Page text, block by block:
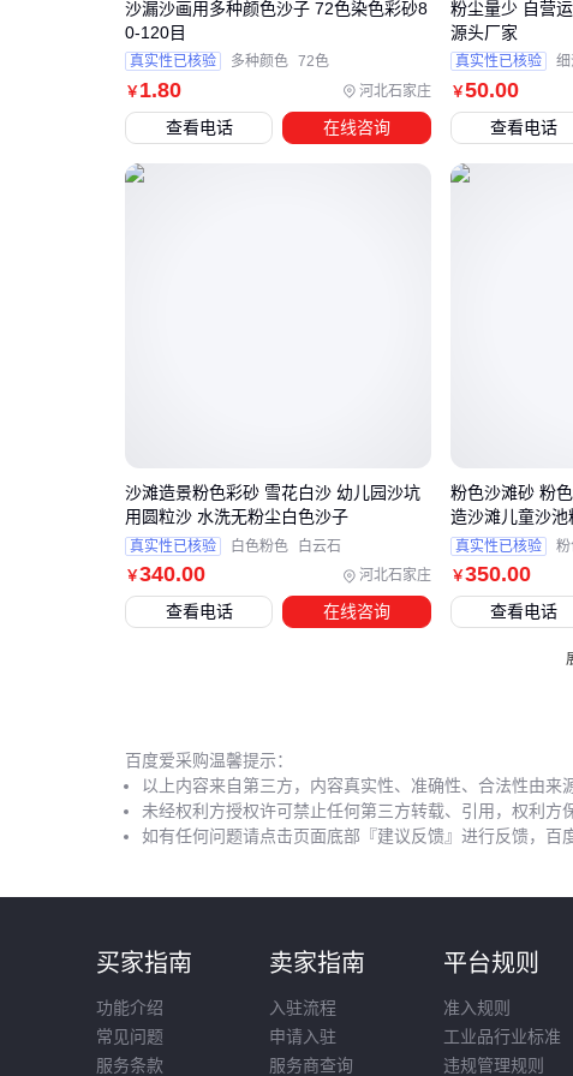
⚡
对
三
￥1.80 河北石家庄
沙漏沙画用多种颜色沙子 72色染色彩砂8
0-120目
真实性已核验 多种颜色 72色
查看电话 在线咨询
￥50.00
粉尘量少 自营
源头厂家
真实性已核验 细
查看电话
￥340.00 河北石家庄
沙滩造景粉色彩砂 雪花白沙 幼儿园沙坑
用圆粒沙 水洗无粉尘白色沙子
真实性已核验 白色粉色 白云石
查看电话 在线咨询
￥350.00
粉色沙滩砂 粉
造沙滩儿童沙池
真实性已核验 粉
查看电话
百度爱采购温馨提示：
以上内容来自第三方，内容真实性、准确性、合法性由来
未经权利方授权许可禁止任何第三方转载、引用，权利方
如有任何问题请点击页面底部『建议反馈』进行反馈，百
买家指南
功能介绍
常见问题
服务条款
卖家指南
入驻流程
申请入驻
服务商查询
平台规则
准入规则
工业品行业标准
违规管理规则